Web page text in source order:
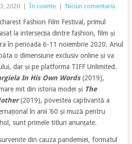
2020 În cuvinte Niciun comentariu
Fashion Film Festival, primul
la intersecția dintre fashion, film și
în perioada 6-11 noiembrie 2020. Anul
o dimensiune exclusiv online și va
dar și pe platforma TIFF Unlimited.
In His Own Words(2019),
mit din istoria modei și The
(2019), povestea captivantă a
în anii ‘60 și muză pentru
sunt primele titluri anunțate.
din cauza pandemiei, formatul